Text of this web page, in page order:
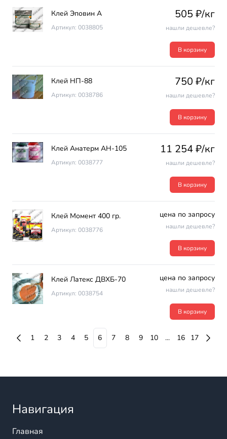
Клей Эповин А
Артикул: 0038805
505 ₽/кг
нашли дешевле?
В корзину
Клей НП-88
Артикул: 0038786
750 ₽/кг
нашли дешевле?
В корзину
Клей Анатерм АН-105
Артикул: 0038777
11 254 ₽/кг
нашли дешевле?
В корзину
Клей Момент 400 гр.
Артикул: 0038776
цена по запросу
нашли дешевле?
В корзину
Клей Латекс ДВХБ-70
Артикул: 0038754
цена по запросу
нашли дешевле?
В корзину
1 2 3 4 5 6 7 8 9 10 ... 16 17
Навигация
Главная